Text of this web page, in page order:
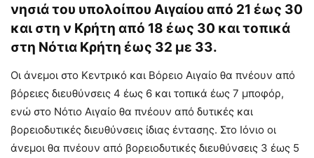
νησιά του υπολοίπου Αιγαίου από 21 έως 30
και στη ν Κρήτη από 18 έως 30 και τοπικά
στη Νότια Κρήτη έως 32 με 33.
Οι άνεμοι στο Κεντρικό και Βόρειο Αιγαίο θα πνέουν από
βόρειες διευθύνσεις 4 έως 6 και τοπικά έως 7 μποφόρ,
ενώ στο Νότιο Αιγαίο θα πνέουν από δυτικές και
βορειοδυτικές διευθύνσεις ίδιας έντασης. Στο Ιόνιο οι
άνεμοι θα πνέουν από βορειοδυτικές διευθύνσεις 3 έως 5